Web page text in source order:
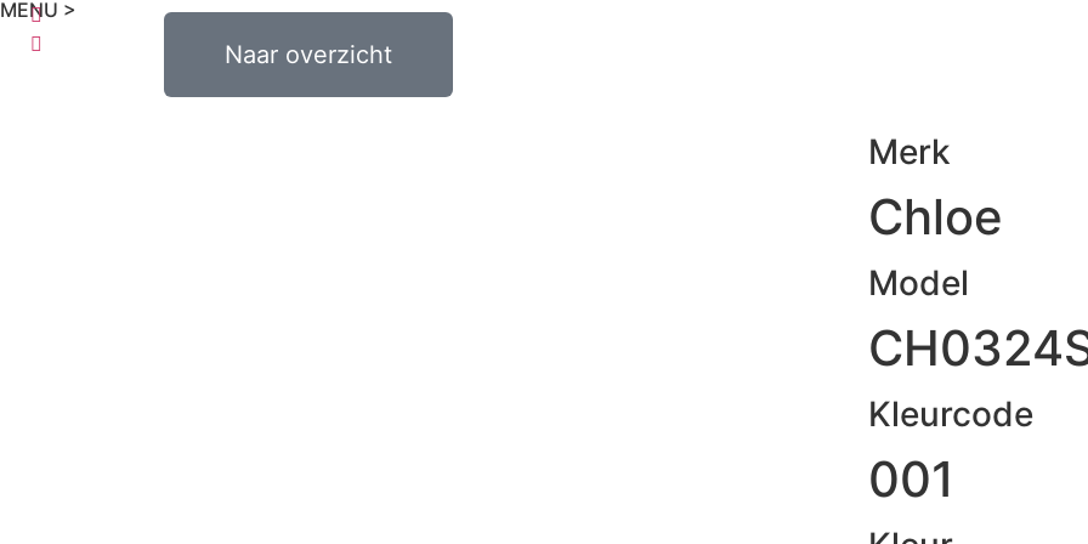
MENU >
Naar overzicht
0,00 0
Merk
Chloe
Model
Kleurcode
001